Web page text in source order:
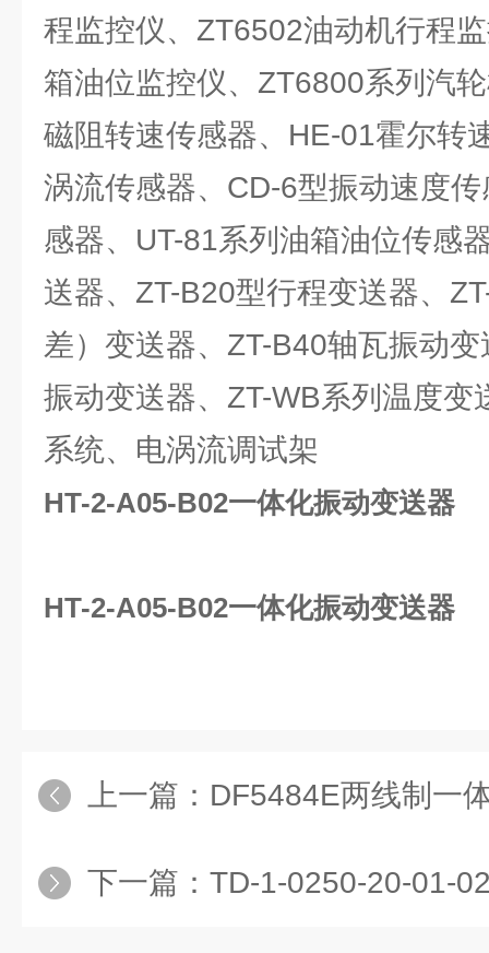
程监控仪、ZT6502油动机行程
箱油位监控仪、ZT6800系列汽
磁阻转速传感器、HE-01霍尔转
涡流传感器、CD-6型振动速度
感器、UT-81系列油箱油位传感
送器、ZT-B20型行程变送器、
差）变送器、ZT-B40轴瓦振动
振动变送器、ZT-WB系列温度变
系统、电涡流调试架
HT-2-A05-B02一体化振动变送器
HT-2-A05-B02一体化振动变送器
上一篇： DF5484E两线制一
下一篇： TD-1-0250-20-01-